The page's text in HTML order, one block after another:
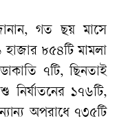
গত ছয় মাসে
৮৫৪টি মামলা
৭টি, ছিনতাই
নির্যাতনের ১৭৬টি,
অপরাধে ৭৩৫টি